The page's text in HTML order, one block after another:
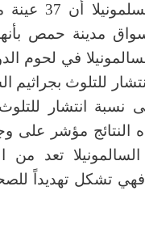
الكيمياحيوية الخاصة
من أسواق مدينة حمص
في لحوم
انتشار للتلوث بجراثيم
كانت أدنى نسبة انتشار
في الجناح حيث بلغت 10% وهذه النتائج
تعد من
تشكل تهديداً